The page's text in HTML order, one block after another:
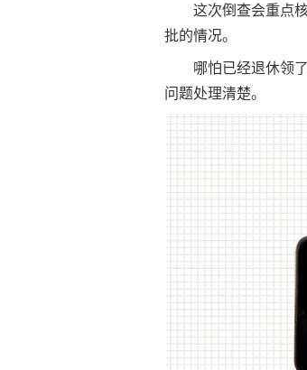
这次倒查会重点
批的情况。
哪怕已经退休领
问题处理清楚。